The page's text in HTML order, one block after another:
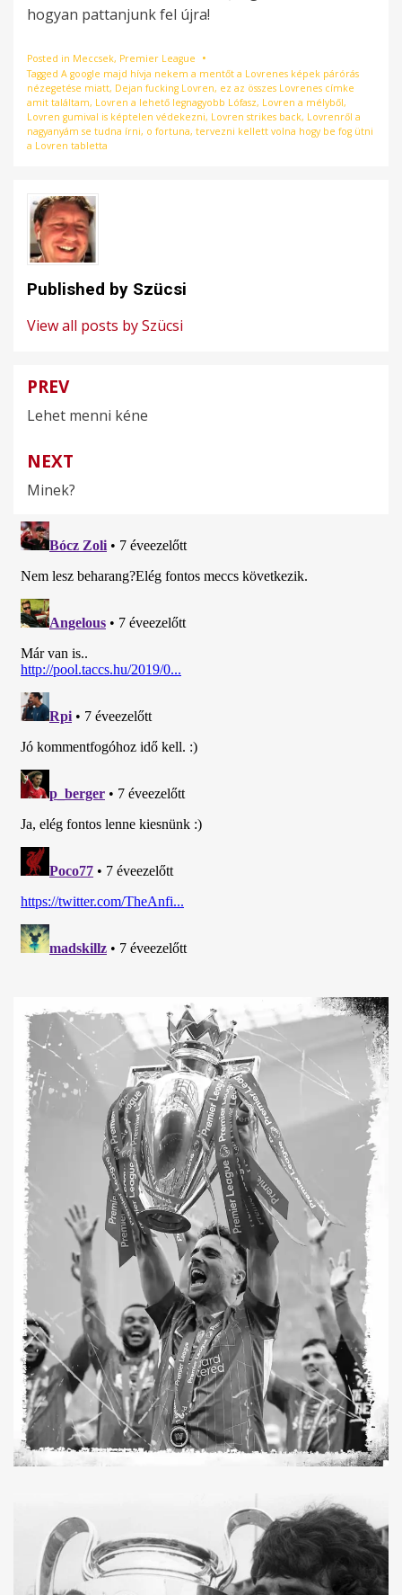
hogyan pattanjunk fel újra!
Posted in Meccsek, Premier League
Tagged A google majd hívja nekem a mentőt a Lovrenes képek párórás
nézegetése miatt, Dejan fucking Lovren, ez az összes Lovrenes címke
amit találtam, Lovren a lehető legnagyobb Lófasz, Lovren a mélyből,
Lovren gumival is képtelen védekezni, Lovren strikes back, Lovrenről a
nagyanyám se tudna írni, o fortuna, tervezni kellett volna hogy be fog ütni
a Lovren tabletta
Published by Szücsi
View all posts by Szücsi
Bejegyzés
navigáció
PREV
Lehet menni kéne
NEXT
Minek?